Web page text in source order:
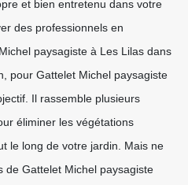
et bien entretenu dans votre
des professionnels en
paysagiste à Les Lilas dans
pour Gattelet Michel paysagiste
Il rassemble plusieurs
éliminer les végétations
le long de votre jardin. Mais ne
de Gattelet Michel paysagiste